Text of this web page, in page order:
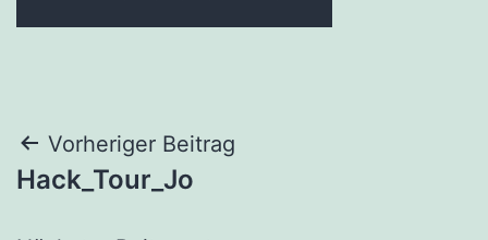
Beitragsnavigation
Vorheriger Beitrag
Hack_Tour_Jo